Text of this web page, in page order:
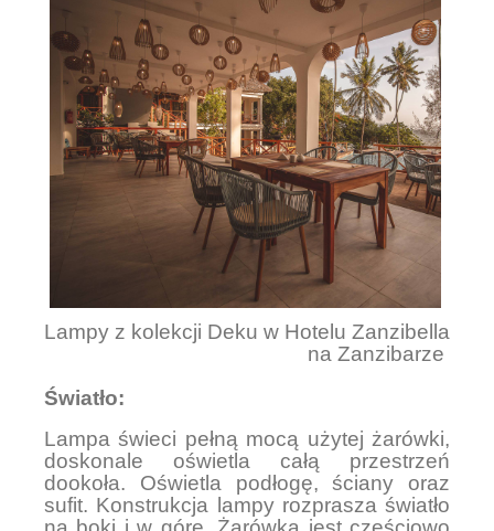
Lampy z kolekcji Deku w Hotelu Zanzibella
na Zanzibarze
Światło:
Lampa świeci pełną mocą użytej żarówki,
doskonale oświetla całą przestrzeń
dookoła. Oświetla podłogę, ściany oraz
sufit. Konstrukcja lampy rozprasza światło